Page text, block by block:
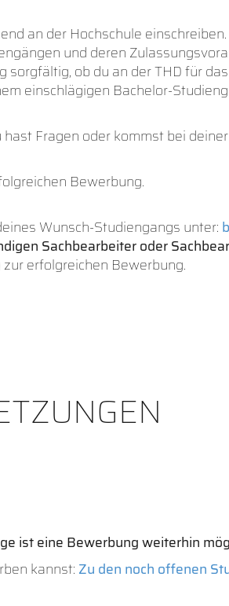
an der Hochschule
und deren
ob du an der THD für
einschlägigen Bachelor-
Fragen oder kommst bei
Bewerbung.
Wunsch-Studiengangs unter:
Sachbearbeiter oder
erfolgreichen Bewerbung.
ist eine Bewerbung weiterhin
kannst: Zu den noch offenen